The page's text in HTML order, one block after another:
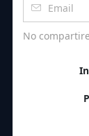
No